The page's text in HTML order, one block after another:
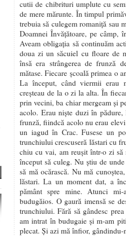
cutii de chibrituri umplute cu
de mere mărunte. În timpul
trebuia să culegem romaniță sau
Doamnei Învățătoare, pe câmp,
Aveam obligația să continuăm
doua zi un săcuiel cu floare de
însă era strângerea de frunză
mătase. Fiecare școală primea o
La început, când viermii erau
creșteau de la o zi la alta. În
prin vecini, ba chiar mergeam și
acolo. Erau niște duzi în
frunză, fiindcă acolo nu erau
un iagud în Crac. Fusese un
trunchiului crescuseră lăstari cu
chiu cu vai, am reușit într-o zi
început să culeg. Nu știu de
să mă ocărască. Nu mă
lăstari. La un moment dat, a
pământ spre mine. Atunci
budugăios. O gaură imensă se
trunchiului. Fără să gândesc
am intrat în budugaie și m-am
plecat. Și azi mă înfior,